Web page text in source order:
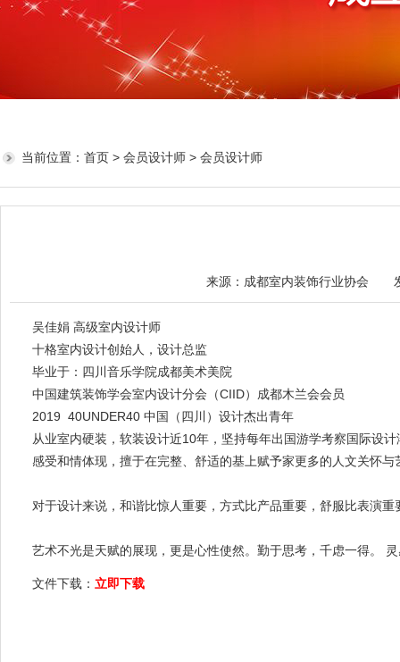
当前位置： 首页 > 会员设计师 > 会员设计师
来源：成都室内装饰行业协会
吴佳娟 高级室内设计师
十格室内设计创始人，设计总监
毕业于：四川音乐学院成都美术美院
中国建筑装饰学会室内设计分会（CIID）成都木兰会会员
2019 40UNDER40 中国（四川）设计杰出青年
从业室内硬装，软装设计近10年，坚持每年出国游学考察国际设
感受和情体现，擅于在完整、舒适的基上赋予家更多的人文关怀与
对于设计来说，和谐比惊人重要，方式比产品重要，舒服比表演重
艺术不光是天赋的展现，更是心性使然。勤于思考，千虑一得。
文件下载： 立即下载